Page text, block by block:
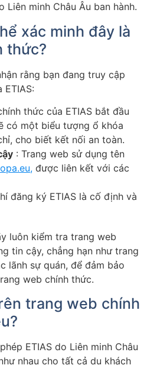
Liên minh Châu Âu ban hành.
xác minh đây là
thức?
rằng bạn đang truy cập
thức của ETIAS bắt đầu
có một biểu tượng ổ khóa
cho biết kết nối an toàn.
: Trang web sử dụng tên
được liên kết với các
đăng ký ETIAS là cố định và
luôn kiểm tra trang web
tin cậy, chẳng hạn như trang
lãnh sự quán, để đảm bảo
web chính thức.
trang web chính
ETIAS do Liên minh Châu
nhau cho tất cả du khách